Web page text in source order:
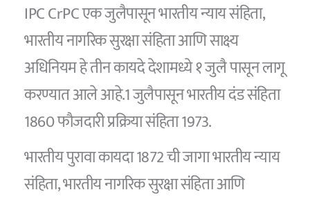
IPC CrPC एक जुलैपासून भारतीय न्याय संहिता,
भारतीय नागरिक सुरक्षा संहिता आणि साक्ष्य
अधिनियम हे तीन कायदे देशामध्ये १ जुलै पासून लागू
करण्यात आले आहे.1 जुलैपासून भारतीय दंड संहिता
1860 फौजदारी प्रक्रिया संहिता 1973.
भारतीय पुरावा कायदा 1872 ची जागा भारतीय न्याय
संहिता, भारतीय नागरिक सुरक्षा संहिता आणि